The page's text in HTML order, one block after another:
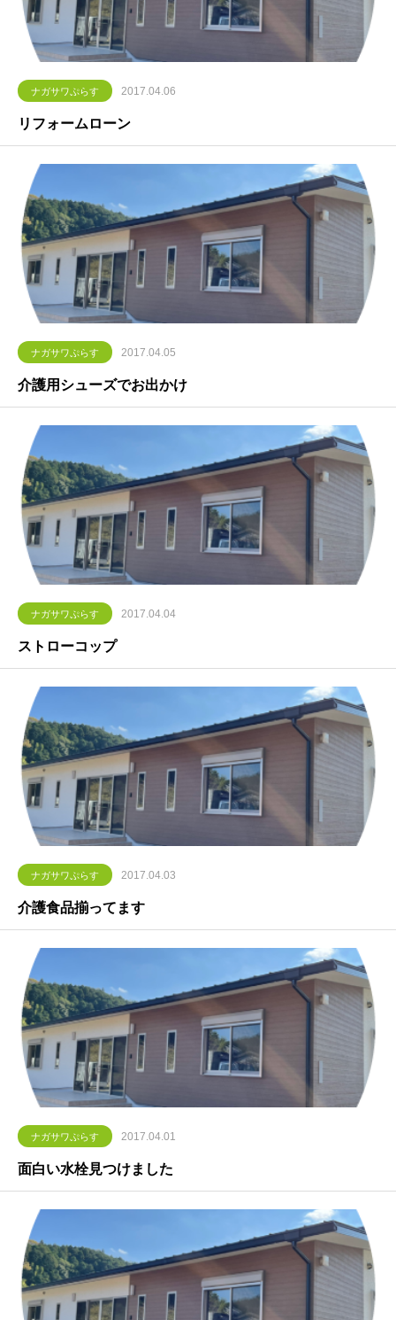
ナガサワぷらす 2017.04.06
リフォームローン
ナガサワぷらす 2017.04.05
介護用シューズでお出かけ
ナガサワぷらす 2017.04.04
ストローコップ
ナガサワぷらす 2017.04.03
介護食品揃ってます
ナガサワぷらす 2017.04.01
面白い水栓見つけました